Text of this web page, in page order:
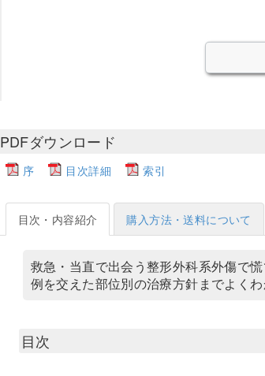
PDFダウンロード
序 目次詳細 索引
目次・内容紹介 購入方法・送料について
救急・当直で出会う整形外科系外傷で
例を交えた部位別の治療方針までよく
目次